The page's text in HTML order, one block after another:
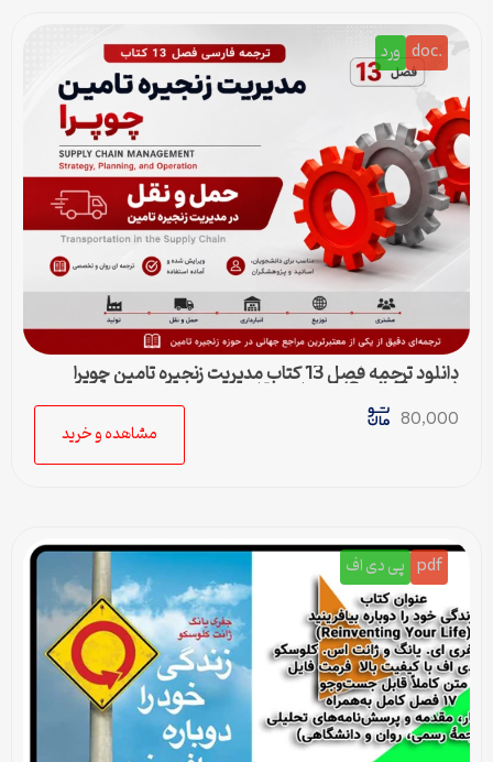
.doc ورد
دانلود ترجمه فصل 13 کتاب مدیریت زنجیره تامین چوپرا
(Sunil Chopra) | حمل و نقل در زنجیره تامین
80,000
مشاهده و خرید
pdf پی دی اف